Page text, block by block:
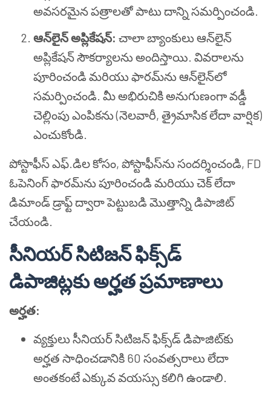
అవసరమైన పత్రాలతో పాటు దాన్ని సమర్పించండి.
ఆన్‌లైన్ అప్లికేషన్: చాలా బ్యాంకులు ఆన్‌లైన్
అప్లికేషన్ సౌకర్యాలను అందిస్తాయి. వివరాలను
పూరించండి మరియు ఫారమ్‌ను ఆన్‌లైన్‌లో
సమర్పించండి. మీ అభిరుచికి అనుగుణంగా వడ్డీ
చెల్లింపు ఎంపికను (నెలవారీ, త్రైమాసిక లేదా వార్షిక)
ఎంచుకోండి.
పోస్టాఫీస్ ఎఫ్.డిల కోసం, పోస్టాఫీస్‌ను సందర్శించండి, FD
ఓపెనింగ్ ఫారమ్‌ను పూరించండి మరియు చెక్ లేదా
డిమాండ్ డ్రాఫ్ట్ ద్వారా పెట్టుబడి మొత్తాన్ని డిపాజిట్
చేయండి.
సీనియర్ సిటిజన్ ఫిక్స్‌డ్
డిపాజిట్లకు అర్హత ప్రమాణాలు
అర్హత:
వ్యక్తులు సీనియర్ సిటిజన్ ఫిక్స్‌డ్ డిపాజిట్‌కు
అర్హత సాధించడానికి 60 సంవత్సరాలు లేదా
అంతకంటే ఎక్కువ వయస్సు కలిగి ఉండాలి.